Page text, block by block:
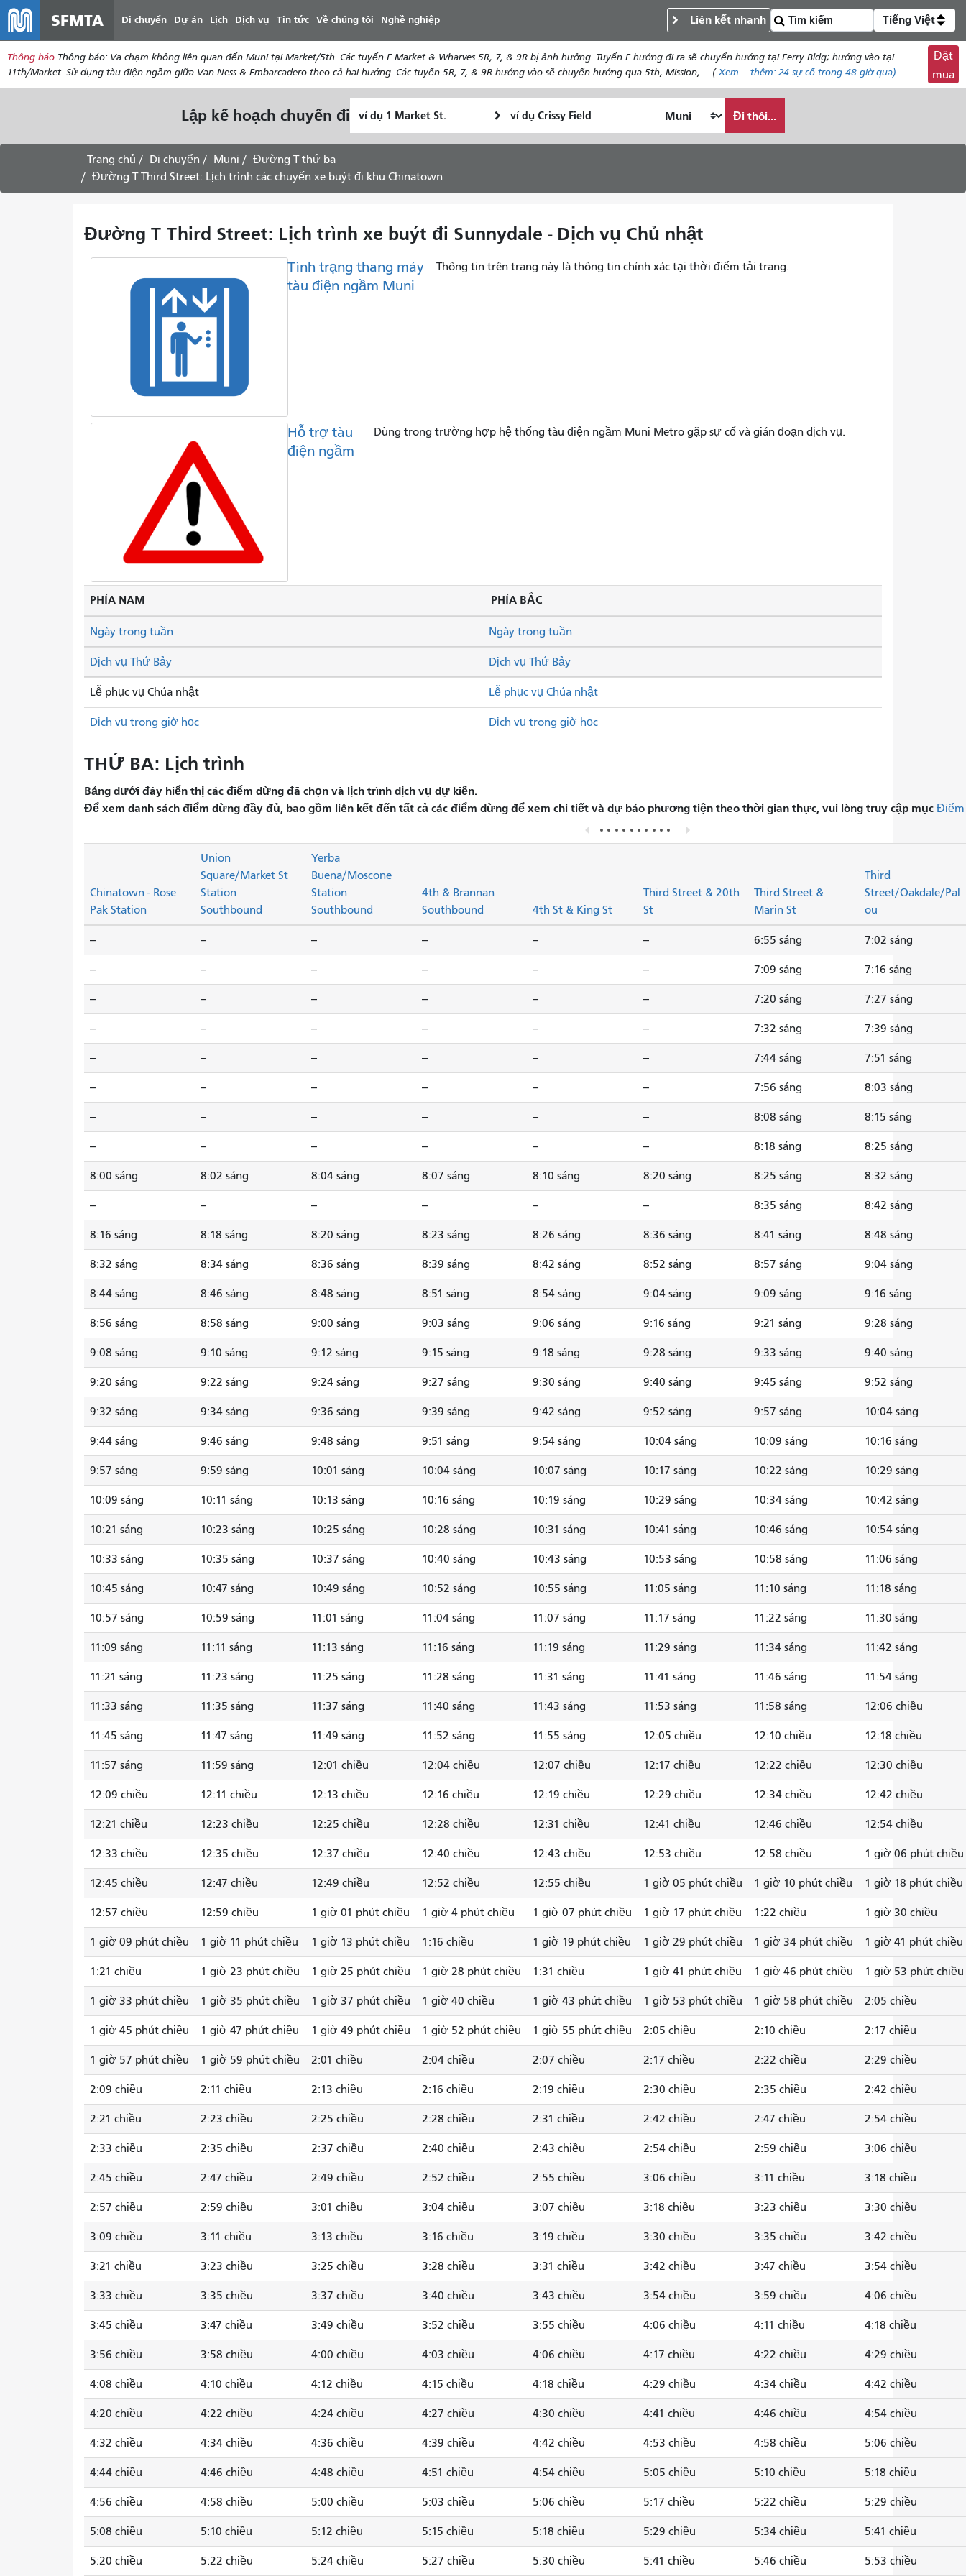
dung
SFMTA Di chuyển Dự án Lịch Dịch vụ Tin tức Về chúng tôi Nghề nghiệp Liên kết nhanh Tiếng Việt
Thông báo Thông báo: Va chạm không liên quan đến Muni tại Market/5th. Các tuyến F Market & Wharves 5R, 7, & 9R bị ảnh hưởng. Tuyến F hướng đi ra sẽ chuyển hướng tại Ferry Bldg; hướng vào tại
11th/Market. Sử dụng tàu điện ngầm giữa Van Ness & Embarcadero theo cả hai hướng. Các tuyến 5R, 7, & 9R hướng vào sẽ chuyển hướng qua 5th, Mission, ... (Xem thêm: 24 sự cố trong 48 giờ qua)
Đặt
mua
Lập kế hoạch chuyến đi
bắt
kết
muốn
lịch
thế
nào
Đi thôi...
Trang chủ Di chuyển Muni
Đường T thứ ba
Đường T Third Street: Lịch trình các chuyến xe buýt đi khu Chinatown
Đường T Third Street: Lịch trình xe buýt đi Sunnydale - Dịch vụ Chủ nhật
Tình trạng thang máy
tàu điện ngầm Muni
Thông tin trên trang này là thông tin chính xác tại thời điểm tải trang.
Hỗ trợ tàu
điện ngầm
Dùng trong trường hợp hệ thống tàu điện ngầm Muni Metro gặp sự cố và gián đoạn dịch vụ.
PHÍA NAM PHÍA BẮC
Dịch vụ Thứ Bảy Dịch vụ Thứ Bảy
Lễ phục vụ Chúa nhật Lễ phục vụ Chúa nhật
Ngày trong tuần Ngày trong tuần
Dịch vụ trong giờ học Dịch vụ trong giờ học
THỨ BA: Lịch trình
Bảng dưới đây hiển thị các điểm dừng đã chọn và lịch trình dịch vụ dự kiến.
Để xem danh sách điểm dừng đầy đủ, bao gồm liên kết đến tất cả các điểm dừng để xem chi tiết và dự báo phương tiện theo thời gian thực, vui lòng truy cập mục
Chinatown - Rose
Pak Station
Union
Square/Market St
Station
Southbound
Yerba
Buena/Moscone
Station
Southbound
4th & Brannan
Southbound
4th St & King St
Third Street & 20th
St
Third Street &
Marin St
Third
Street/Oakdale/Pal
ou
-- -- -- -- -- -- 6:55 sáng 7:02 sáng
-- -- -- -- -- -- 7:09 sáng 7:16 sáng
-- -- -- -- -- -- 7:20 sáng 7:27 sáng
-- -- -- -- -- -- 7:32 sáng 7:39 sáng
-- -- -- -- -- -- 7:44 sáng 7:51 sáng
-- -- -- -- -- -- 7:56 sáng 8:03 sáng
-- -- -- -- -- -- 8:08 sáng 8:15 sáng
-- -- -- -- -- -- 8:18 sáng 8:25 sáng
8:00 sáng 8:02 sáng 8:04 sáng 8:07 sáng 8:10 sáng 8:20 sáng 8:25 sáng 8:32 sáng
-- -- -- -- -- -- 8:35 sáng 8:42 sáng
8:16 sáng 8:18 sáng 8:20 sáng 8:23 sáng 8:26 sáng 8:36 sáng 8:41 sáng 8:48 sáng
8:32 sáng 8:34 sáng 8:36 sáng 8:39 sáng 8:42 sáng 8:52 sáng 8:57 sáng 9:04 sáng
8:44 sáng 8:46 sáng 8:48 sáng 8:51 sáng 8:54 sáng 9:04 sáng 9:09 sáng 9:16 sáng
8:56 sáng 8:58 sáng 9:00 sáng 9:03 sáng 9:06 sáng 9:16 sáng 9:21 sáng 9:28 sáng
9:08 sáng 9:10 sáng 9:12 sáng 9:15 sáng 9:18 sáng 9:28 sáng 9:33 sáng 9:40 sáng
9:20 sáng 9:22 sáng 9:24 sáng 9:27 sáng 9:30 sáng 9:40 sáng 9:45 sáng 9:52 sáng
9:32 sáng 9:34 sáng 9:36 sáng 9:39 sáng 9:42 sáng 9:52 sáng 9:57 sáng 10:04 sáng
9:44 sáng 9:46 sáng 9:48 sáng 9:51 sáng 9:54 sáng 10:04 sáng 10:09 sáng 10:16 sáng
9:57 sáng 9:59 sáng 10:01 sáng 10:04 sáng 10:07 sáng 10:17 sáng 10:22 sáng 10:29 sáng
10:09 sáng 10:11 sáng 10:13 sáng 10:16 sáng 10:19 sáng 10:29 sáng 10:34 sáng 10:42 sáng
10:21 sáng 10:23 sáng 10:25 sáng 10:28 sáng 10:31 sáng 10:41 sáng 10:46 sáng 10:54 sáng
10:33 sáng 10:35 sáng 10:37 sáng 10:40 sáng 10:43 sáng 10:53 sáng 10:58 sáng 11:06 sáng
10:45 sáng 10:47 sáng 10:49 sáng 10:52 sáng 10:55 sáng 11:05 sáng 11:10 sáng 11:18 sáng
10:57 sáng 10:59 sáng 11:01 sáng 11:04 sáng 11:07 sáng 11:17 sáng 11:22 sáng 11:30 sáng
11:09 sáng 11:11 sáng 11:13 sáng 11:16 sáng 11:19 sáng 11:29 sáng 11:34 sáng 11:42 sáng
11:21 sáng 11:23 sáng 11:25 sáng 11:28 sáng 11:31 sáng 11:41 sáng 11:46 sáng 11:54 sáng
11:33 sáng 11:35 sáng 11:37 sáng 11:40 sáng 11:43 sáng 11:53 sáng 11:58 sáng 12:06 chiều
11:45 sáng 11:47 sáng 11:49 sáng 11:52 sáng 11:55 sáng 12:05 chiều 12:10 chiều 12:18 chiều
11:57 sáng 11:59 sáng 12:01 chiều 12:04 chiều 12:07 chiều 12:17 chiều 12:22 chiều 12:30 chiều
12:09 chiều 12:11 chiều 12:13 chiều 12:16 chiều 12:19 chiều 12:29 chiều 12:34 chiều 12:42 chiều
12:21 chiều 12:23 chiều 12:25 chiều 12:28 chiều 12:31 chiều 12:41 chiều 12:46 chiều 12:54 chiều
12:33 chiều 12:35 chiều 12:37 chiều 12:40 chiều 12:43 chiều 12:53 chiều 12:58 chiều 1 giờ 06 phút chiều
12:45 chiều 12:47 chiều 12:49 chiều 12:52 chiều 12:55 chiều 1 giờ 05 phút chiều 1 giờ 10 phút chiều 1 giờ 18 phút chiều
12:57 chiều 12:59 chiều 1 giờ 01 phút chiều 1 giờ 4 phút chiều 1 giờ 07 phút chiều 1 giờ 17 phút chiều 1:22 chiều 1 giờ 30 chiều
1 giờ 09 phút chiều 1 giờ 11 phút chiều 1 giờ 13 phút chiều 1:16 chiều 1 giờ 19 phút chiều 1 giờ 29 phút chiều 1 giờ 34 phút chiều 1 giờ 41 phút chiều
1:21 chiều 1 giờ 23 phút chiều 1 giờ 25 phút chiều 1 giờ 28 phút chiều 1:31 chiều 1 giờ 41 phút chiều 1 giờ 46 phút chiều 1 giờ 53 phút chiều
1 giờ 33 phút chiều 1 giờ 35 phút chiều 1 giờ 37 phút chiều 1 giờ 40 chiều 1 giờ 43 phút chiều 1 giờ 53 phút chiều 1 giờ 58 phút chiều 2:05 chiều
1 giờ 45 phút chiều 1 giờ 47 phút chiều 1 giờ 49 phút chiều 1 giờ 52 phút chiều 1 giờ 55 phút chiều 2:05 chiều 2:10 chiều 2:17 chiều
1 giờ 57 phút chiều 1 giờ 59 phút chiều 2:01 chiều 2:04 chiều 2:07 chiều 2:17 chiều 2:22 chiều 2:29 chiều
2:09 chiều 2:11 chiều 2:13 chiều 2:16 chiều 2:19 chiều 2:30 chiều 2:35 chiều 2:42 chiều
2:21 chiều 2:23 chiều 2:25 chiều 2:28 chiều 2:31 chiều 2:42 chiều 2:47 chiều 2:54 chiều
2:33 chiều 2:35 chiều 2:37 chiều 2:40 chiều 2:43 chiều 2:54 chiều 2:59 chiều 3:06 chiều
2:45 chiều 2:47 chiều 2:49 chiều 2:52 chiều 2:55 chiều 3:06 chiều 3:11 chiều 3:18 chiều
2:57 chiều 2:59 chiều 3:01 chiều 3:04 chiều 3:07 chiều 3:18 chiều 3:23 chiều 3:30 chiều
3:09 chiều 3:11 chiều 3:13 chiều 3:16 chiều 3:19 chiều 3:30 chiều 3:35 chiều 3:42 chiều
3:21 chiều 3:23 chiều 3:25 chiều 3:28 chiều 3:31 chiều 3:42 chiều 3:47 chiều 3:54 chiều
3:33 chiều 3:35 chiều 3:37 chiều 3:40 chiều 3:43 chiều 3:54 chiều 3:59 chiều 4:06 chiều
3:45 chiều 3:47 chiều 3:49 chiều 3:52 chiều 3:55 chiều 4:06 chiều 4:11 chiều 4:18 chiều
3:56 chiều 3:58 chiều 4:00 chiều 4:03 chiều 4:06 chiều 4:17 chiều 4:22 chiều 4:29 chiều
4:08 chiều 4:10 chiều 4:12 chiều 4:15 chiều 4:18 chiều 4:29 chiều 4:34 chiều 4:42 chiều
4:20 chiều 4:22 chiều 4:24 chiều 4:27 chiều 4:30 chiều 4:41 chiều 4:46 chiều 4:54 chiều
4:32 chiều 4:34 chiều 4:36 chiều 4:39 chiều 4:42 chiều 4:53 chiều 4:58 chiều 5:06 chiều
4:44 chiều 4:46 chiều 4:48 chiều 4:51 chiều 4:54 chiều 5:05 chiều 5:10 chiều 5:18 chiều
4:56 chiều 4:58 chiều 5:00 chiều 5:03 chiều 5:06 chiều 5:17 chiều 5:22 chiều 5:29 chiều
5:08 chiều 5:10 chiều 5:12 chiều 5:15 chiều 5:18 chiều 5:29 chiều 5:34 chiều 5:41 chiều
5:20 chiều 5:22 chiều 5:24 chiều 5:27 chiều 5:30 chiều 5:41 chiều 5:46 chiều 5:53 chiều